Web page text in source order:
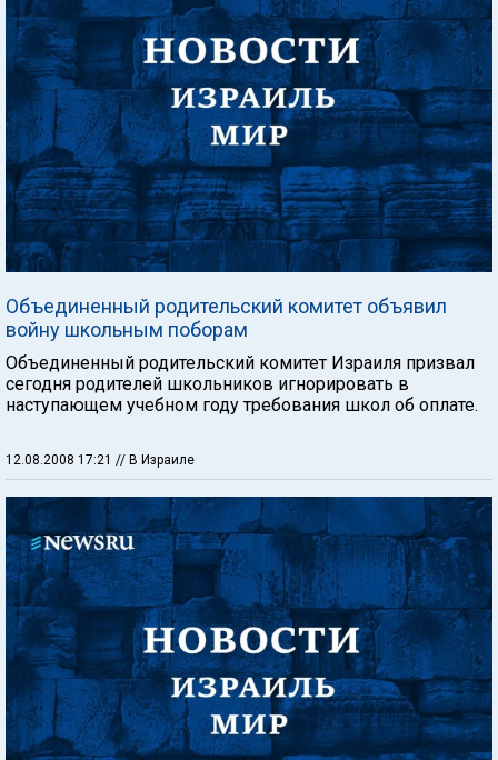
Объединенный родительский комитет объявил
войну школьным поборам
Объединенный родительский комитет Израиля призвал
сегодня родителей школьников игнорировать в
наступающем учебном году требования школ об оплате.
12.08.2008 17:21 // В Израиле